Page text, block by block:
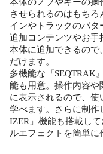
本体のノブやキーの操
させられるのはもち
インやトラックのパタ
追加コンテンツやお手
本体に追加できるので
だけます。
多機能な『SEQTRAK
能も用意。操作内容や
に表示されるので、
学べます。さらに制
IZER」機能も搭載し
ルエフェクトを簡単に